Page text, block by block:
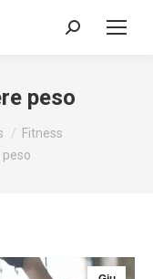
Search:
peso
Fitness
peso